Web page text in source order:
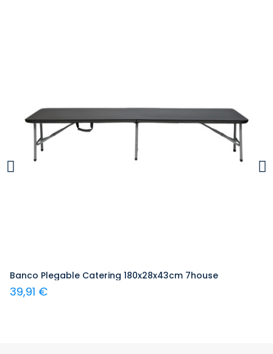
Banco Plegable Catering 180x28x43cm 7house
39,91 €